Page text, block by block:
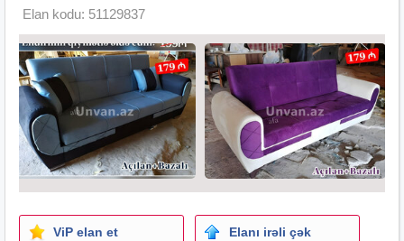
Elan kodu: 51129837
ViP elan et Elanı irəli çək